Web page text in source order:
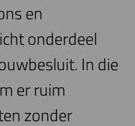
en
onderdeel
In die
er ruim
zonder